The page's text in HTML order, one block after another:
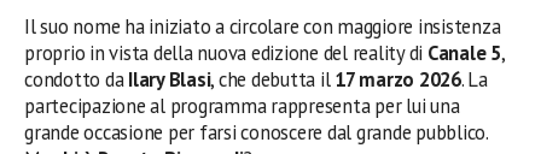
Il suo nome ha iniziato a circolare con maggiore insistenza
proprio in vista della nuova edizione del reality di Canale 5,
condotto daIlary Blasi, che debutta il17 marzo 2026. La
partecipazione al programma rappresenta per lui una
grande occasione per farsi conoscere dal grande pubblico.